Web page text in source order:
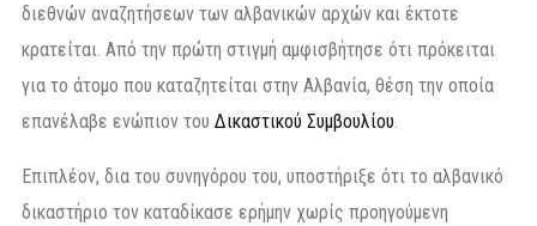
διεθνών αναζητήσεων των αλβανικών αρχών και έκτοτε
κρατείται. Από την πρώτη στιγμή αμφισβήτησε ότι πρόκειται
για το άτομο που καταζητείται στην Αλβανία, θέση την οποία
επανέλαβε ενώπιον του Δικαστικού Συμβουλίου.
Επιπλέον, δια του συνηγόρου του, υποστήριξε ότι το αλβανικό
δικαστήριο τον καταδίκασε ερήμην χωρίς προηγούμενη